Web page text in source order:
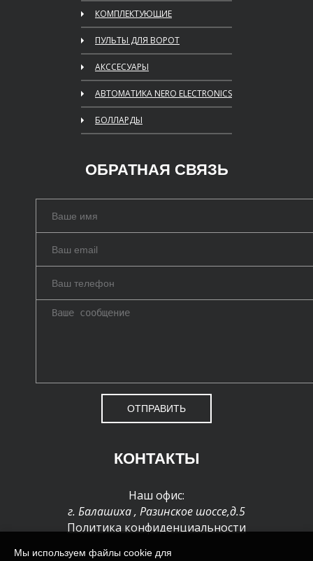
КОМПЛЕКТУЮЩИЕ
ПУЛЬТЫ ДЛЯ ВОРОТ
АКССЕСУАРЫ
АВТОМАТИКА NERO ELECTRONICS
БОЛЛАРДЫ
ОБРАТНАЯ СВЯЗЬ
ОТПРАВИТЬ
КОНТАКТЫ
Наш офис:
г. Балашиха, Разинское шоссе,д.5
Политика конфиденциальности
Мы используем файлы cookie для